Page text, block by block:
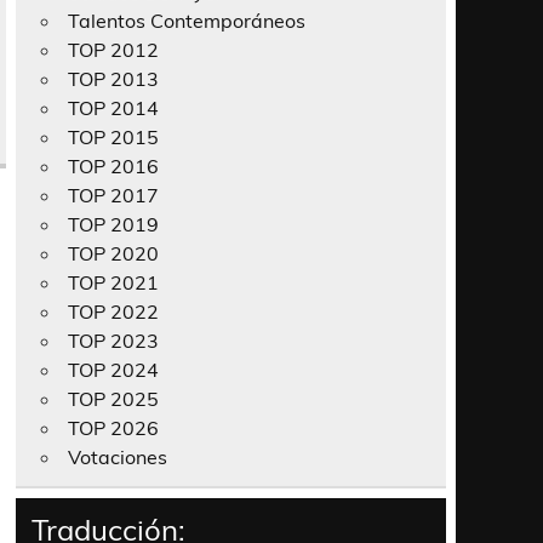
Talentos Contemporáneos
TOP 2012
TOP 2013
TOP 2014
TOP 2015
TOP 2016
TOP 2017
TOP 2019
TOP 2020
TOP 2021
TOP 2022
TOP 2023
TOP 2024
TOP 2025
TOP 2026
Votaciones
Traducción: